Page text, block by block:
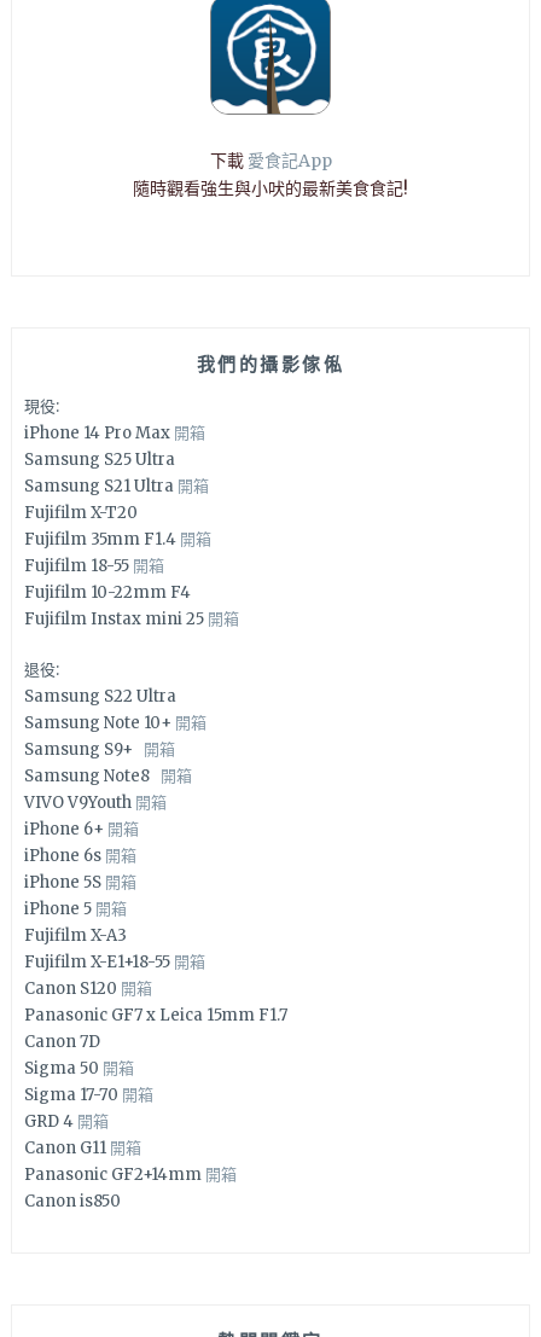
下載 愛食記App
隨時觀看強生與小吠的最新美食食記!
我們的攝影傢俬
現役:
iPhone 14 Pro Max 開箱
Samsung S25 Ultra
Samsung S21 Ultra 開箱
Fujifilm X-T20
Fujifilm 35mm F1.4 開箱
Fujifilm 18-55 開箱
Fujifilm 10-22mm F4
Fujifilm Instax mini 25 開箱
退役:
Samsung S22 Ultra
Samsung Note 10+ 開箱
Samsung S9+ 開箱
Samsung Note8 開箱
VIVO V9Youth 開箱
iPhone 6+ 開箱
iPhone 6s 開箱
iPhone 5S 開箱
iPhone 5 開箱
Fujifilm X-A3
Fujifilm X-E1+18-55 開箱
Canon S120 開箱
Panasonic GF7 x Leica 15mm F1.7
Canon 7D
Sigma 50 開箱
Sigma 17-70 開箱
GRD 4 開箱
Canon G11 開箱
Panasonic GF2+14mm 開箱
Canon is850